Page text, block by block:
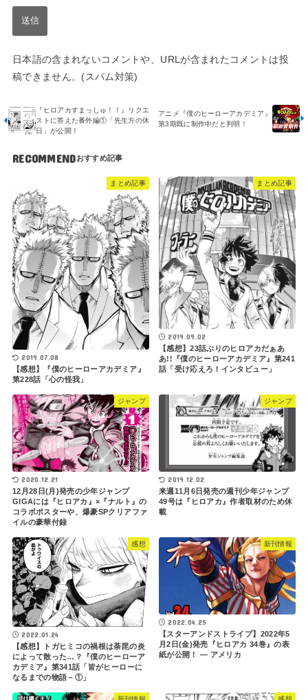
日本語の含まれないコメントや、URLが含まれたコメントは投
稿できません。(スパム対策)
アニメ『僕のヒーローアカデミア』
第3期既に制作中だと判明！
『ヒロアカすまっしゅ！！』リクエ
ストに答えた番外編①「先生方の休
日」が公開！
RECOMMEND
まとめ記事
2019.07.08
【感想】『僕のヒーローアカデミア』
第228話「心の怪我」
まとめ記事
2019.09.02
【感想】23話ぶりのヒロアカだぁあ
あ!!『僕のヒーローアカデミア』第241
話「受け応えろ！インタビュー」
ジャンプ
2020.12.21
12月28日(月)発売の少年ジャンプ
GIGAには『ヒロアカ』×『ナルト』の
コラボポスターや、爆豪SPクリアファ
イルの豪華付録
ジャンプ
2019.12.02
来週11月6日発売の週刊少年ジャンプ
49号は『ヒロアカ』作者取材のため休
載
感想
2022.01.24
【感想】トガヒミコの禍根は荼毘の炎
によって散った…？『僕のヒーローア
カデミア』第341話「皆がヒーローに
なるまでの物語－①」
新刊情報
2022.04.25
【スターアンドストライプ】2022年5
月2日(金)発売『ヒロアカ 34巻』の表
紙が公開！ ― アメリカ